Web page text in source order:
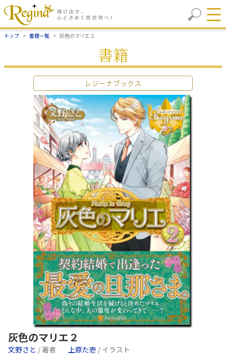
トップ 書籍一覧 灰色のマリエ２
書籍
レジーナブックス
灰色のマリエ２
文野さと / 著者 上原た壱 / イラスト